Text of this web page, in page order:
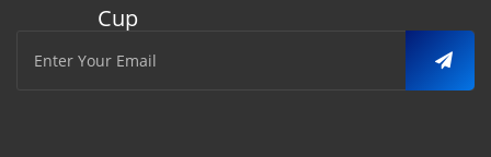
Cup